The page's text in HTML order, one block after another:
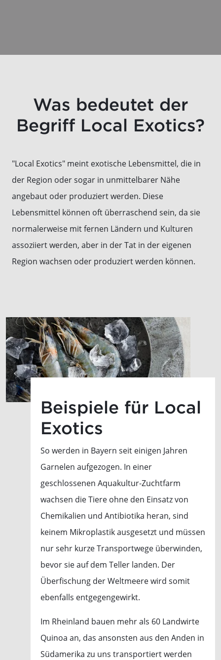
Was bedeutet der
Begriff Local Exotics?
"Local Exotics" meint exotische Lebensmittel, die in
der Region oder sogar in unmittelbarer Nähe
angebaut oder produziert werden. Diese
Lebensmittel können oft überraschend sein, da sie
normalerweise mit fernen Ländern und Kulturen
assoziiert werden, aber in der Tat in der eigenen
Region wachsen oder produziert werden können.
Beispiele für Local
Exotics
So werden in Bayern seit einigen Jahren
Garnelen aufgezogen. In einer
geschlossenen Aquakultur-Zuchtfarm
wachsen die Tiere ohne den Einsatz von
Chemikalien und Antibiotika heran, sind
keinem Mikroplastik ausgesetzt und müssen
nur sehr kurze Transportwege überwinden,
bevor sie auf dem Teller landen. Der
Überfischung der Weltmeere wird somit
ebenfalls entgegengewirkt.
Im Rheinland bauen mehr als 60 Landwirte
Quinoa an, das ansonsten aus den Anden in
Südamerika zu uns transportiert werden